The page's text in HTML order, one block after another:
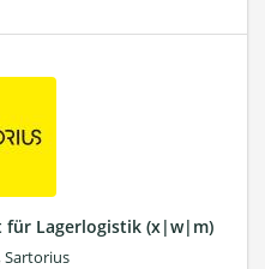
für Lagerlogistik (x|w|m)
Sartorius